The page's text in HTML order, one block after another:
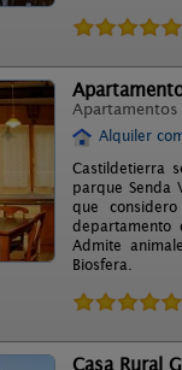
Apartamentos
Alquiler
Castildetierra
parque Senda
que
departamento
Admite
Biosfera.
Casa Rural